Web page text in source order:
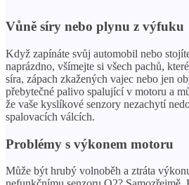
Vůně síry nebo plynu z výfuku
Když zapínáte svůj automobil nebo
naprázdno, všímejte si všech pachů,
síra, zápach zkažených vajec nebo jen
přebytečné palivo spalující v motoru a
že vaše kyslíkové senzory nezachytí
spalovacích válcích.
Problémy s výkonem motoru
Může být hrubý volnoběh a ztráta